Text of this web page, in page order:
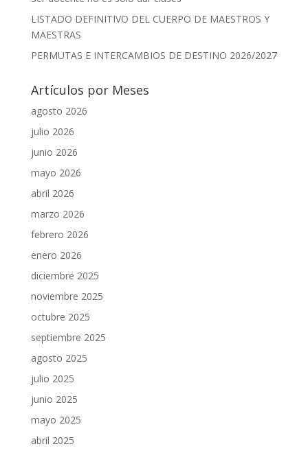
LISTADO DEFINITIVO DEL CUERPO DE MAESTROS Y
MAESTRAS
PERMUTAS E INTERCAMBIOS DE DESTINO 2026/2027
Artículos por Meses
agosto 2026
julio 2026
junio 2026
mayo 2026
abril 2026
marzo 2026
febrero 2026
enero 2026
diciembre 2025
noviembre 2025
octubre 2025
septiembre 2025
agosto 2025
julio 2025
junio 2025
mayo 2025
abril 2025